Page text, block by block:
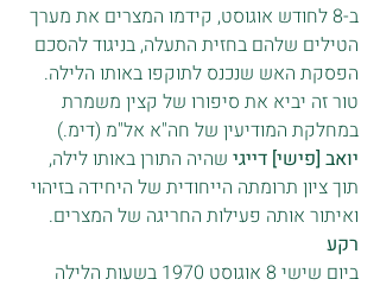
ב-8 לחודש אוגוסט, קידמו המצרים את מערך
הטילים שלהם בחזית התעלה, בניגוד להסכם
הפסקת האש שנכנס לתוקפו באותו הלילה.
טור זה יביא את סיפורו של קצין משמרת
במחלקת המודיעין של חה"א אל"מ (דימ.)
יואב [פישי] דייגי שהיה התורן באותו לילה,
תוך ציון תרומתה הייחודית של היחידה בזיהוי
ואיתור אותה פעילות החריגה של המצרים.
רקע
ביום שישי 8 אוגוסט 1970 בשעות הלילה